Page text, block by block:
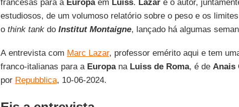
francesas para a Europaem Luiss. Lazaré o autor,
estudiosos, de um volumoso relatório sobre o peso e os
o think tankdo Institut Montaigne, lançado há algumas
A entrevista com Marc Lazar, professor emérito aqui e tem
franco-italianas para a Europana Luiss de Roma, é de Anais
por Repubblica, 10-06-2024.